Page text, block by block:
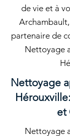
de vie et à
partenaire de
Nettoyage
Nettoyage
et
Nettoyage